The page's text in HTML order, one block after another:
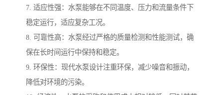
7. 适应性强：水泵能够在不同温度、压力和流量条件下
稳定运行，适应复杂工况。
8. 可靠性高：水泵经过严格的质量检测和性能测试，确
保在长时间运行中保持和稳定。
9. 环保性：现代水泵设计注重环保，减少噪音和振动，
降低对环境的污染。